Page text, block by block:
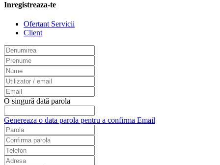
Inregistreaza-te
Ofertant Servicii
Client
O singură dată parola
Genereaza o data parola pentru a confirma Email